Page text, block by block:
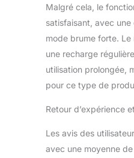
Malgré cela, le
satisfaisant, avec
mode brume forte.
une recharge
utilisation prolongée,
pour ce type de
Retour d’expérience
Les avis des
avec une moyenne